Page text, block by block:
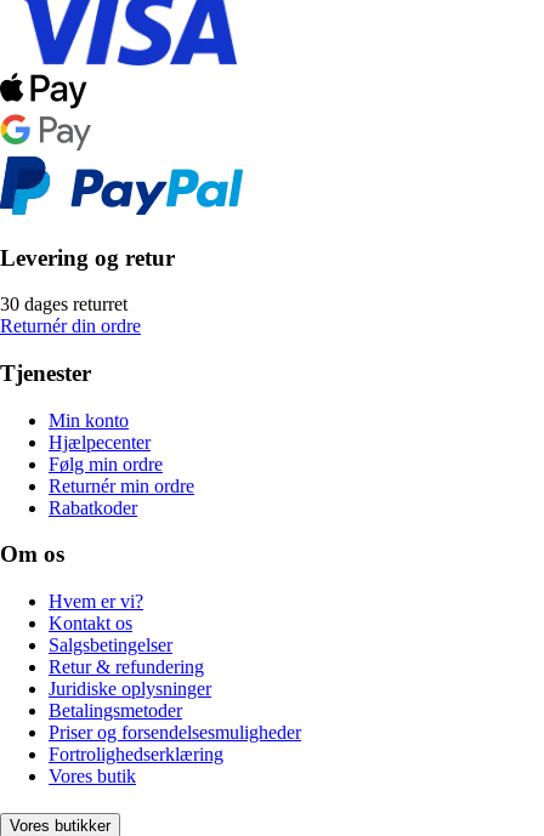
Levering og retur
30 dages returret
Returnér din ordre
Tjenester
Min konto
Hjælpecenter
Følg min ordre
Returnér min ordre
Rabatkoder
Om os
Hvem er vi?
Kontakt os
Salgsbetingelser
Retur & refundering
Juridiske oplysninger
Betalingsmetoder
Priser og forsendelsesmuligheder
Fortrolighedserklæring
Vores butik
Vores butikker